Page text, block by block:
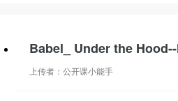
Babel_ Under the
上传者： 公开课小能手